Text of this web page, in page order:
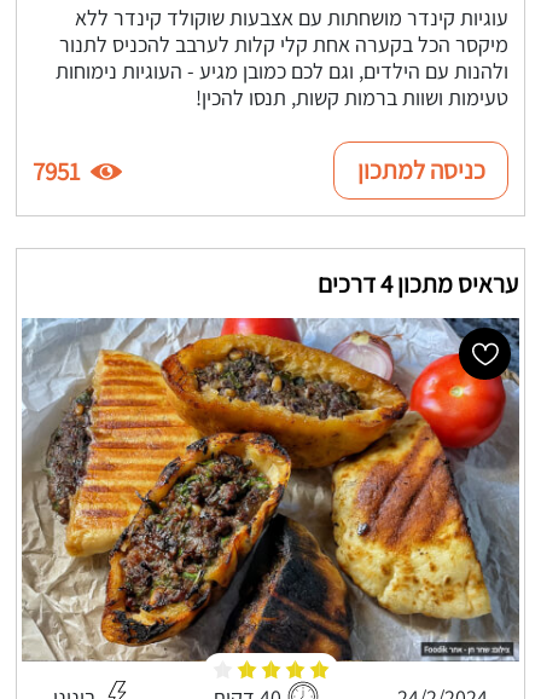
עוגיות קינדר מושחתות עם אצבעות שוקולד קינדר ללא
מיקסר הכל בקערה אחת קלי קלות לערבב להכניס לתנור
ולהנות עם הילדים, וגם לכם כמובן מגיע - העוגיות נימוחות
טעימות ושוות ברמות קשות, תנסו להכין!
כניסה למתכון 7951
עראיס מתכון 4 דרכים